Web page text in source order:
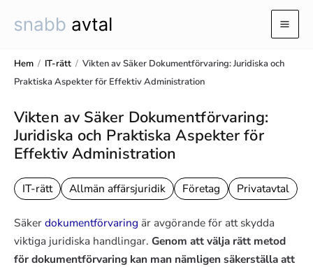
Hem / IT-rätt / Vikten av Säker Dokumentförvaring: Juridiska och
Praktiska Aspekter för Effektiv Administration
Vikten av Säker Dokumentförvaring:
Juridiska och Praktiska Aspekter för
Effektiv Administration
IT-rätt Allmän affärsjuridik Företag Privatavtal
Säkerdokumentförvaring är avgörande för att skydda
viktiga juridiska handlingar. Genom att välja rätt metod
för dokumentförvaring kan man nämligen säkerställa att